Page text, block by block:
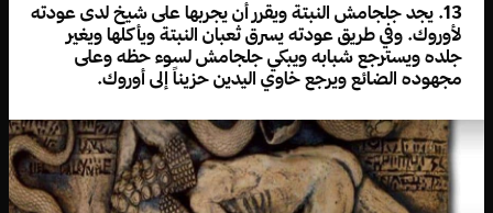
13. يجد جلجامش النبتة ويقرر أن يجربها على شيخ لدى عودته
لأوروك. وفي طريق عودته يسرق ثعبان النبتة ويأكلها ويغير
جلده ويسترجع شبابه ويبكي جلجامش لسوء حظه وعلى
مجهوده الضائع ويرجع خاوي اليدين حزيناً إلى أوروك.